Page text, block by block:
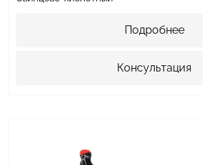
Подробнее
Консультация